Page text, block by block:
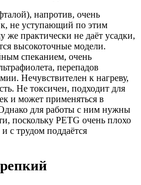
напротив, очень
не уступающий по этим
же практически не даёт усадки,
высокоточные модели.
спеканием, очень
перепадов
Нечувствителен к нагреву,
Не токсичен, подходит для
и может применяться в
для работы с ним нужны
поскольку PETG очень плохо
с трудом поддаётся